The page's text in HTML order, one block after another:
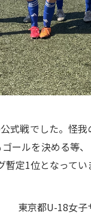
式戦でした。怪
ールを決める等
定1位となってい
東京都U-18女子